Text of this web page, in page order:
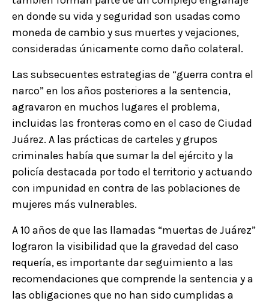
en donde su vida y seguridad son usadas como
moneda de cambio y sus muertes y vejaciones,
consideradas únicamente como daño colateral.
Las subsecuentes estrategias de “guerra contra el
narco” en los años posteriores a la sentencia,
agravaron en muchos lugares el problema,
incluidas las fronteras como en el caso de Ciudad
Juárez. A las prácticas de carteles y grupos
criminales había que sumar la del ejército y la
policía destacada por todo el territorio y actuando
con impunidad en contra de las poblaciones de
mujeres más vulnerables.
A 10 años de que las llamadas “muertas de Juárez”
lograron la visibilidad que la gravedad del caso
requería, es importante dar seguimiento a las
recomendaciones que comprende la sentencia y a
las obligaciones que no han sido cumplidas a